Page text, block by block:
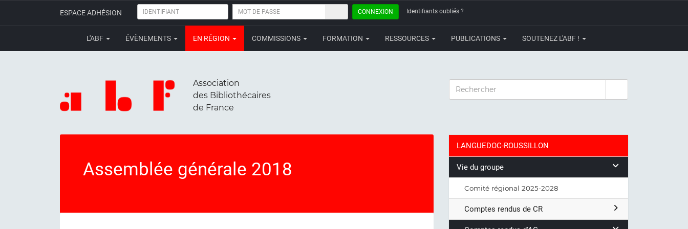
ESPACE ADHÉSION IDENTIFIANT
MOT
PASSE
CONNEXION Identifiants oubliés ?
L'ABF ÉVÈNEMENTS EN RÉGION COMMISSIONS FORMATION RESSOURCES PUBLICATIONS SOUTENEZ L'ABF !
Association
des Bibliothécaires
de France
RECHERCHER
Assemblée générale 2018
LANGUEDOC-ROUSSILLON
Vie du groupe
Comité régional 2025-2028
Comptes rendus de CR